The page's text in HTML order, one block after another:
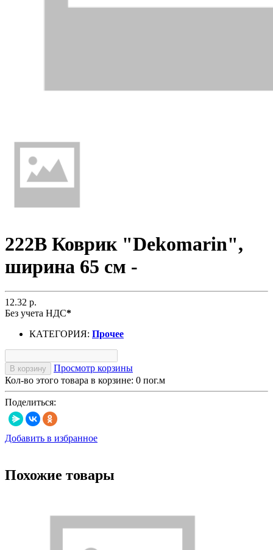
222B Коврик "Dekomarin",
ширина 65 см -
12.32 р.
Без учета НДС*
КАТЕГОРИЯ: Прочее
В корзину
Просмотр корзины
Кол-во этого товара в корзине: 0 пог.м
Поделиться:
Добавить в избранное
Похожие товары